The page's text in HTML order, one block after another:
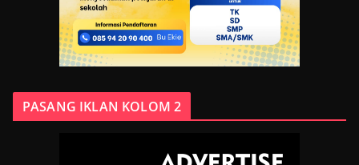
PASANG IKLAN KOLOM 2